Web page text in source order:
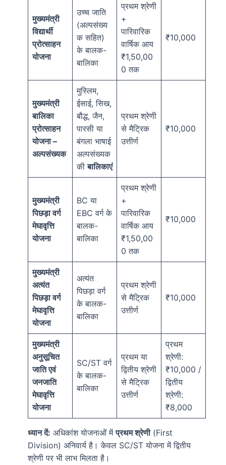
मुख्यमंत्री
विद्यार्थी
प्रोत्साहन
योजना
उच्च जाति
(अल्पसंख्य
क सहित)
के बालक-
बालिका
प्रथम श्रेणी
+
पारिवारिक
वार्षिक आय
₹1,50,00
0 तक
₹10,000
मुख्यमंत्री
बालिका
प्रोत्साहन
योजना –
अल्पसंख्यक
मुस्लिम,
ईसाई, सिख,
बौद्ध, जैन,
पारसी या
बंगला भाषाई
अल्पसंख्यक
कीबालिकाएं
प्रथम श्रेणी
से मैट्रिक
उत्तीर्ण
₹10,000
मुख्यमंत्री
पिछड़ा वर्ग
मेघावृत्ति
योजना
BC या
EBC वर्ग के
बालक-
बालिका
प्रथम श्रेणी
+
पारिवारिक
वार्षिक आय
₹1,50,00
0 तक
₹10,000
मुख्यमंत्री
अत्यंत
पिछड़ा वर्ग
मेघावृत्ति
योजना
अत्यंत
पिछड़ा वर्ग
के बालक-
बालिका
प्रथम श्रेणी
से मैट्रिक
उत्तीर्ण
₹10,000
मुख्यमंत्री
अनुसूचित
जाति एवं
जनजाति
मेघावृत्ति
योजना
SC/ST वर्ग
के बालक-
बालिका
प्रथम या
द्वितीय श्रेणी
से मैट्रिक
उत्तीर्ण
प्रथम
श्रेणी:
₹10,000 /
द्वितीय
श्रेणी:
₹8,000
ध्यान दें: अधिकांश योजनाओं मेंप्रथम श्रेणी(First
Division) अनिवार्य है। केवल SC/ST योजना में द्वितीय
श्रेणी पर भी लाभ मिलता है।